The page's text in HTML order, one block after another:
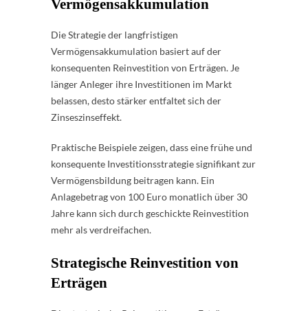
Vermögensakkumulation
Die Strategie der langfristigen
Vermögensakkumulation basiert auf der
konsequenten Reinvestition von Erträgen. Je
länger Anleger ihre Investitionen im Markt
belassen, desto stärker entfaltet sich der
Zinseszinseffekt.
Praktische Beispiele zeigen, dass eine frühe und
konsequente Investitionsstrategie signifikant zur
Vermögensbildung beitragen kann. Ein
Anlagebetrag von 100 Euro monatlich über 30
Jahre kann sich durch geschickte Reinvestition
mehr als verdreifachen.
Strategische Reinvestition von
Erträgen